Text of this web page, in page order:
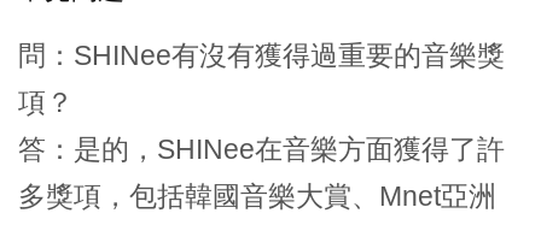
問：SHINee有沒有獲得過重要的音樂獎
項？
答：是的，SHINee在音樂方面獲得了許
多獎項，包括韓國音樂大賞、Mnet亞洲